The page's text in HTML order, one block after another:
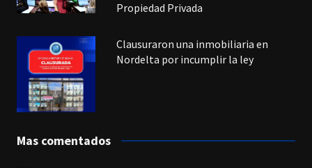
Propiedad Privada
Clausuraron una inmobiliaria en
Nordelta por incumplir la ley
Mas comentados